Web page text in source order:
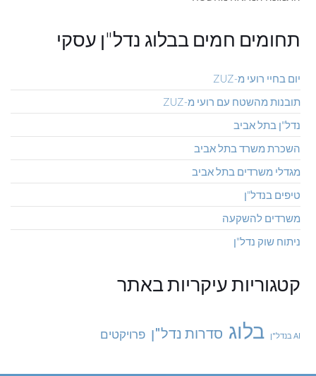
תחומים חמים בבלוג נדל"ן עסקי
יום בחיי רועי מ-ZUZ
תובנות מהשטח עם רועי מ-ZUZ
נדל"ן בתל אביב
השכרת משרד בתל אביב
מגדלי משרדים בתל אביב
טיפים בנדל"ן
משרדים להשקעה
ניתוח שוק נדל"ן
קטגוריות עיקריות באתר
AI בנדל"ן בלוג סדרות נדל"ן פרויקטים